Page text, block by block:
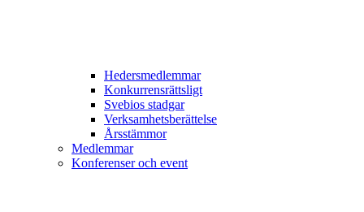
Hedersmedlemmar
Konkurrensrättsligt
Svebios stadgar
Verksamhetsberättelse
Årsstämmor
Medlemmar
Konferenser och event